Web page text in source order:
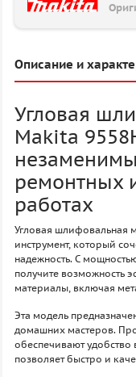
Описание и
Угловая
Makita
ремонтных
работах
Угловая шлифовальная
инструмент, который
надежность. С
получите возможность
материалы, включая
Эта модель
домашних мастеров.
обеспечивают
позволяет быстро и